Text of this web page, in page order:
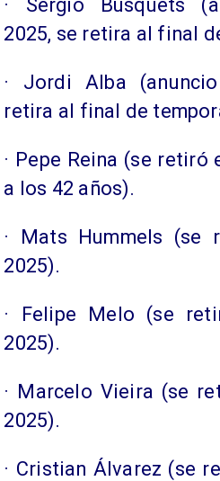
· Sergio Busquets
2025, se retira al final
· Jordi Alba
retira al final de
· Pepe Reina (se retiró
a los 42 años).
· Mats Hummels
2025).
· Felipe Melo (se
2025).
· Marcelo Vieira (se
2025).
· Cristian Álvarez (se